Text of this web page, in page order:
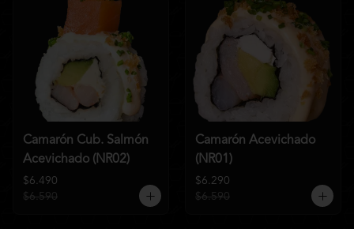
Camarón Cub. Salmón
Acevichado (NR02)
$6.490
$6.590
Camarón Acevichado
(NR01)
$6.290
$6.590